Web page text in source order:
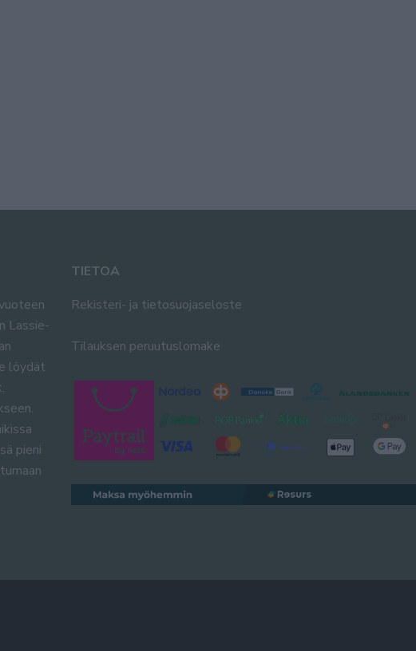
Lassie-
löydät
pieni
TIETOA
Rekisteri- ja tietosuojaseloste
Tilauksen peruutuslomake